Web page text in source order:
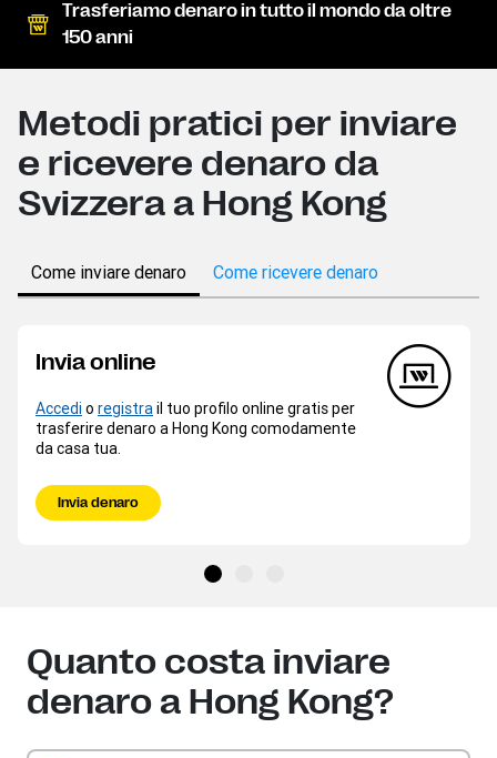
Trasferiamo denaro in tutto il mondo da oltre
150 anni
Metodi pratici per inviare
e ricevere denaro da
Svizzera a Hong Kong
Come inviare denaro Come ricevere denaro
Invia online
Accedi o registra il tuo profilo online gratis per
trasferire denaro a Hong Kong comodamente
da casa tua.
Invia denaro
Quanto costa inviare
denaro a Hong Kong?